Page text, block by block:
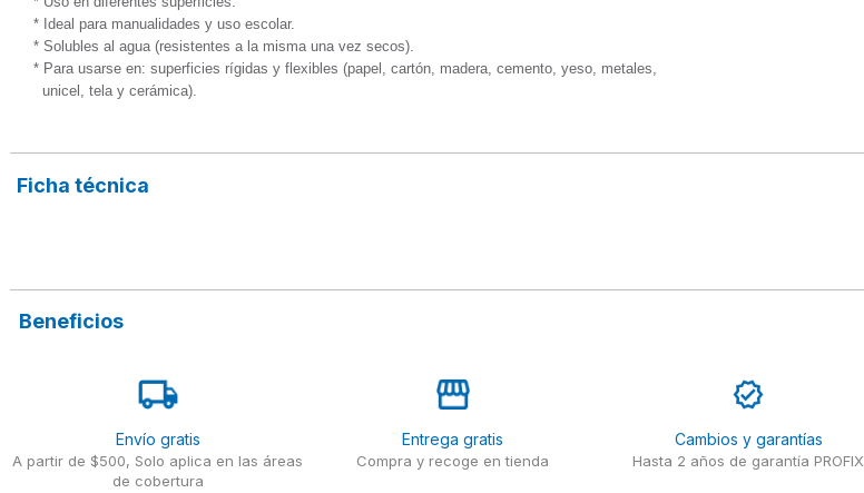
* Ideal para manualidades y uso escolar.
* Solubles al agua (resistentes a la misma una vez secos).
* Para usarse en: superficies rígidas y flexibles (papel, cartón, madera, cemento, yeso, metales,
  unicel, tela y cerámica).
Ficha técnica
Beneficios
Envío gratis
A partir de $500, Solo aplica en las áreas
de cobertura
Entrega gratis
Compra y recoge en tienda
Cambios y garantías
Hasta 2 años de garantía PROFIX